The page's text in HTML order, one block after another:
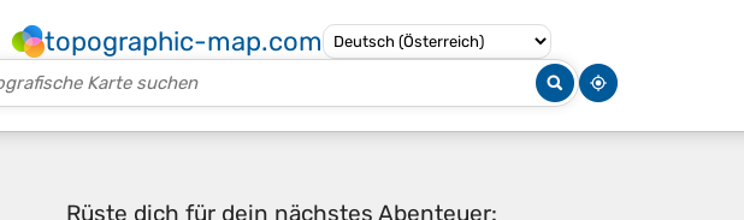
topographic-map.com
Rüste dich für dein nächstes Abenteuer: